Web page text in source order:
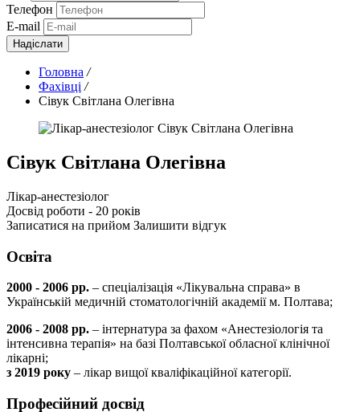
Телефон
E-mail
Надіслати
Головна /
Фахівці /
Сівук Світлана Олегівна
Сівук Світлана Олегівна
Лікар-анестезіолог
Досвід роботи - 20 років
Записатися на прийом Залишити відгук
Освіта
2000 - 2006 рр. – спеціалізація «Лікувальна справа» в
Українській медичній стоматологічній академії м. Полтава;
2006 - 2008 рр. – інтернатура за фахом «Анестезіологія та
інтенсивна терапія» на базі Полтавської обласної клінічної
лікарні;
з 2019 року – лікар вищої кваліфікаційної категорії.
Професійний досвід